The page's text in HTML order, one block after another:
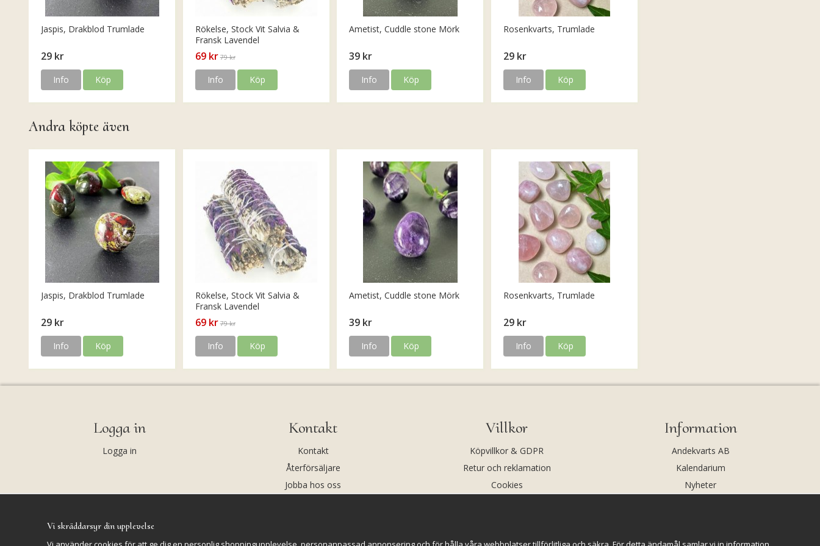
Jaspis, Drakblod Trumlade
29 kr
Info Köp
Rökelse, Stock Vit Salvia &
Fransk Lavendel
69 kr 79 kr
Info Köp
Ametist, Cuddle stone Mörk
39 kr
Info Köp
Rosenkvarts, Trumlade
29 kr
Info Köp
Andra köpte även
Jaspis, Drakblod Trumlade
29 kr
Info Köp
Rökelse, Stock Vit Salvia &
Fransk Lavendel
69 kr 79 kr
Info Köp
Ametist, Cuddle stone Mörk
39 kr
Info Köp
Rosenkvarts, Trumlade
29 kr
Info Köp
Logga in
Logga in
Kontakt
Kontakt
Återförsäljare
Jobba hos oss
Villkor
Köpvillkor & GDPR
Retur och reklamation
Cookies
Information
Andekvarts AB
Kalendarium
Nyheter
Vi skräddarsyr din upplevelse